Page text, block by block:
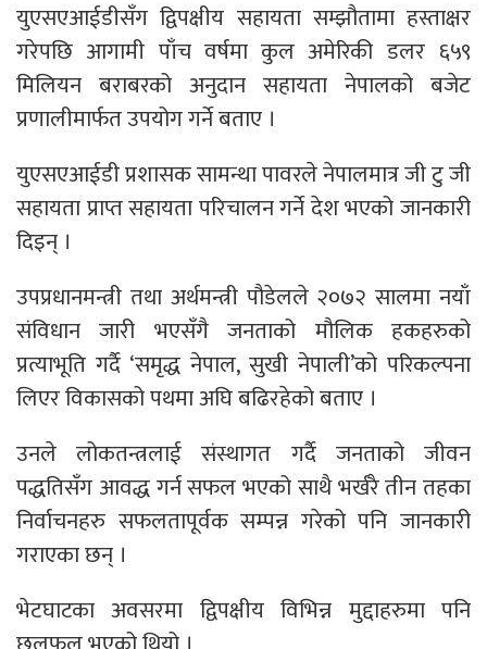
युएसएआईडीसँग द्विपक्षीय सहायता सम्झौतामा हस्ताक्षर
गरेपछि आगामी पाँच वर्षमा कुल अमेरिकी डलर ६५९
मिलियन बराबरको अनुदान सहायता नेपालको बजेट
प्रणालीमार्फत उपयोग गर्ने बताए ।
युएसएआईडी प्रशासक सामन्था पावरले नेपालमात्र जी टु जी
सहायता प्राप्त सहायता परिचालन गर्ने देश भएको जानकारी
दिइन् ।
उपप्रधानमन्त्री तथा अर्थमन्त्री पौडेलले २०७२ सालमा नयाँ
संविधान जारी भएसँगै जनताको मौलिक हकहरुको
प्रत्याभूति गर्दै ‘समृद्ध नेपाल, सुखी नेपाली’को परिकल्पना
लिएर विकासको पथमा अघि बढिरहेको बताए ।
उनले लोकतन्त्रलाई संस्थागत गर्दै जनताको जीवन
पद्धतिसँग आवद्ध गर्न सफल भएको साथै भर्खरै तीन तहका
निर्वाचनहरु सफलतापूर्वक सम्पन्न गरेको पनि जानकारी
गराएका छन् ।
भेटघाटका अवसरमा द्विपक्षीय विभिन्न मुद्दाहरुमा पनि